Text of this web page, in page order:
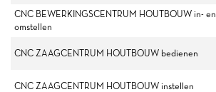
CNC BEWERKINGSCENTRUM HOUTBOUW in- en
omstellen
CNC ZAAGCENTRUM HOUTBOUW bedienen
CNC ZAAGCENTRUM HOUTBOUW instellen